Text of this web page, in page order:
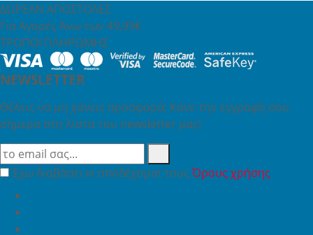
ΔΩΡΕΑΝ ΑΠΟΣΤΟΛΕΣ
Για Αγορές Άνω των 49,99€
ΤΡΟΠΟΙ ΠΛΗΡΩΜΗΣ
NEWSLETTER
Θέλεις να μη χάνεις προσφορά; Κάνε την εγγραφή σου
σήμερα στη λίστα του newsletter μας!
Έχω διαβάσει κι αποδέχομαι τουςΌρους χρήσης